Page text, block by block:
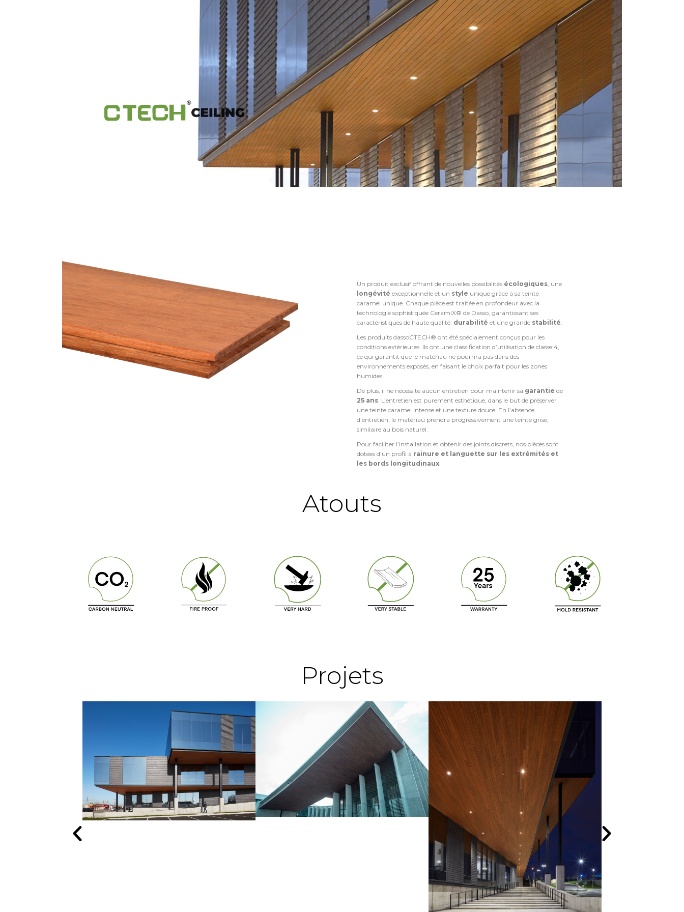
Un produit exclusif offrant de nouvelles possibilités écologiques, une
longévité exceptionnelle et un style unique grâce à sa teinte
caramel unique. Chaque pièce est traitée en profondeur avec la
technologie sophistiquée CeramiX® de Dasso, garantissant ses
caractéristiques de haute qualité: durabilité et une grande stabilité.
Les produits dassoCTECH® ont été spécialement conçus pour les
conditions extérieures. Ils ont une classification d’utilisation de classe 4,
ce qui garantit que le matériau ne pourrira pas dans des
environnements exposés, en faisant le choix parfait pour les zones
humides.
De plus, il ne nécessite aucun entretien pour maintenir sa garantie de
25 ans. L’entretien est purement esthétique, dans le but de préserver
une teinte caramel intense et une texture douce. En l’absence
d’entretien, le matériau prendra progressivement une teinte grise,
similaire au bois naturel.
Pour faciliter l’installation et obtenir des joints discrets, nos pièces sont
dotées d’un profil à rainure et languette sur les extrémités et
les bords longitudinaux.
Atouts
Projets